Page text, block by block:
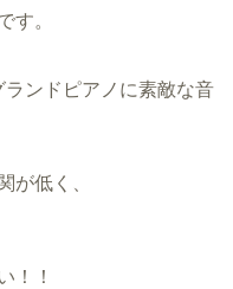
す。
ンドピアノに素敵な音
が低く、
！！